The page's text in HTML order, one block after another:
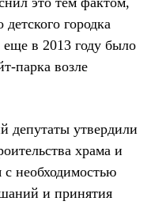
городка
в 2013 году было
парка возле
депутаты утвердили
храма и
с необходимостью
и принятия